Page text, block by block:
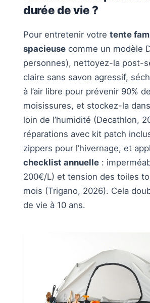
durée de vie ?
Pour entretenir votre tente
spacieuse comme un modèle
personnes), nettoyez-la post-
claire sans savon agressif,
à l’air libre pour prévenir 90%
moisissures, et stockez-la
loin de l’humidité (Decathlon,
réparations avec kit patch
zippers pour l’hivernage, et
checklist annuelle :
200€/L) et tension des toiles
mois (Trigano, 2026). Cela
de vie à 10 ans.